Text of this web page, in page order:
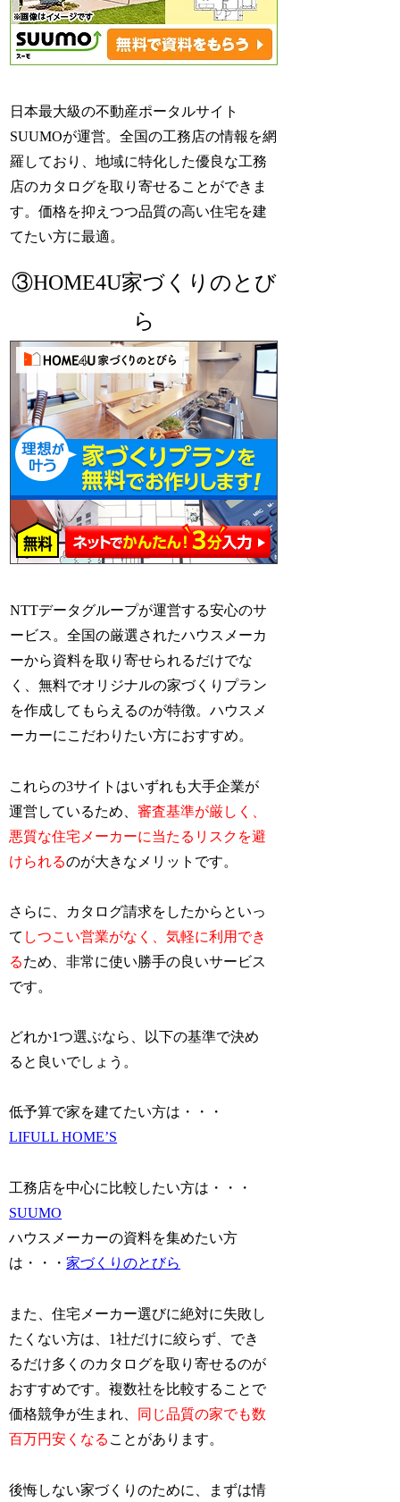
日本最大級の不動産ポータルサイト
SUUMOが運営。全国の工務店の情報を網
羅しており、地域に特化した優良な工務
店のカタログを取り寄せることができま
す。価格を抑えつつ品質の高い住宅を建
てたい方に最適。
③HOME4U家づくりのとび
ら
NTTデータグループが運営する安心のサ
ービス。全国の厳選されたハウスメーカ
ーから資料を取り寄せられるだけでな
く、無料でオリジナルの家づくりプラン
を作成してもらえるのが特徴。ハウスメ
ーカーにこだわりたい方におすすめ。
これらの3サイトはいずれも大手企業が
運営しているため、審査基準が厳しく、
悪質な住宅メーカーに当たるリスクを避
けられるのが大きなメリットです。
さらに、カタログ請求をしたからといっ
て しつこい営業がなく、気軽に利用でき
るため、非常に使い勝手の良いサービス
です。
どれか1つ選ぶなら、以下の基準で決め
ると良いでしょう。
低予算で家を建てたい方は・・・
LIFULL HOME’S
工務店を中心に比較したい方は・・・
SUUMO
ハウスメーカーの資料を集めたい方
は・・・家づくりのとびら
また、住宅メーカー選びに絶対に失敗し
たくない方は、1社だけに絞らず、でき
るだけ多くのカタログを取り寄せるのが
おすすめです。複数社を比較することで
価格競争が生まれ、
同じ品質の家でも数
百万円安くなる ことがあります。
後悔しない家づくりのために、まずは情